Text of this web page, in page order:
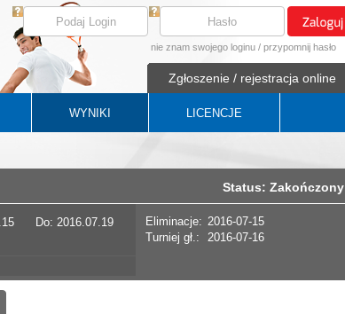
nie znam swojego loginu / przypomnij hasło
Zgłoszenie / rejestracja online
WYNIKI LICENCJE
Status: Zakończony
Do: 2016.07.19 Eliminacje: 2016-07-15
Turniej gł.:
2016-07-16